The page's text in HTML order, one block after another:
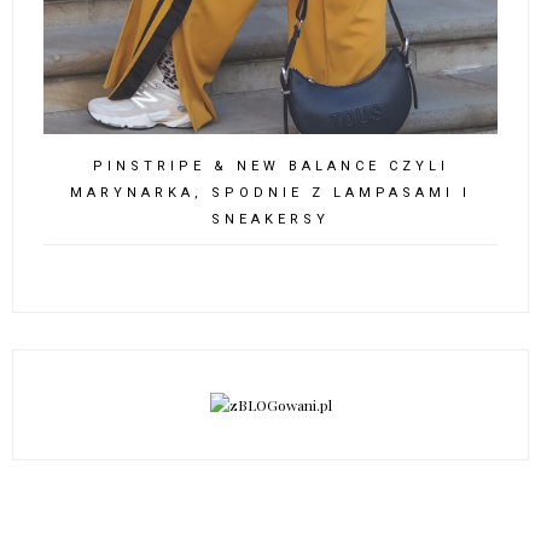
PINSTRIPE & NEW BALANCE CZYLI
MARYNARKA, SPODNIE Z LAMPASAMI I
SNEAKERSY